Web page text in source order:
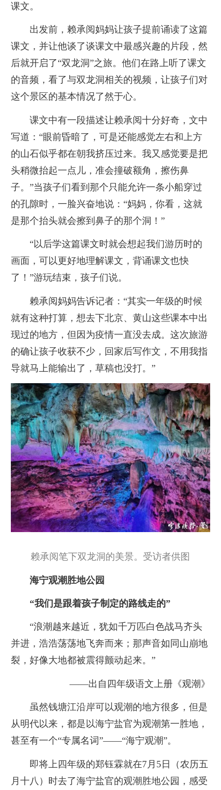
课文。
出发前，赖承阅妈妈让孩子提前诵读了这篇
课文，并让他谈了谈课文中最感兴趣的片段，然
后就开启了“双龙洞”之旅。他们在路上听了课文
的音频，看了与双龙洞相关的视频，让孩子们对
这个景区的基本情况了然于心。
课文中有一段描述让赖承阅十分好奇，文中
写道：“眼前昏暗了，可是还能感觉左右和上方
的山石似乎都在朝我挤压过来。我又感觉要是把
头稍微抬起一点儿，准会撞破额角，擦伤鼻
子。”当孩子们看到那个只能允许一条小船穿过
的孔隙时，一脸兴奋地说：“妈妈，你看，这就
是那个抬头就会擦到鼻子的那个洞！”
“以后学这篇课文时就会想起我们游历时的
画面，可以更好地理解课文，背诵课文也快
了！”游玩结束，孩子们说。
赖承阅妈妈告诉记者：“其实一年级的时候
就有这种打算，想去下北京、黄山这些课本中出
现过的地方，但因为疫情一直没去成。这次旅游
的确让孩子收获不少，回家后写作文，不用我指
导就马上能输出了，草稿也没打。”
赖承阅笔下双龙洞的美景。受访者供图
海宁观潮胜地公园
“我们是跟着孩子制定的路线走的”
“浪潮越来越近，犹如千万匹白色战马齐头
并进，浩浩荡荡地飞奔而来；那声音如同山崩地
裂，好像大地都被震得颤动起来。”
——出自四年级语文上册《观潮》
虽然钱塘江沿岸可以观潮的地方很多，但是
从明代以来，都是以海宁盐官为观潮第一胜地，
甚至有一个“专属名词”——“海宁观潮”。
即将上四年级的郑钰霖就在7月5日（农历五
月十八）时去了海宁盐官的观潮胜地公园，感受